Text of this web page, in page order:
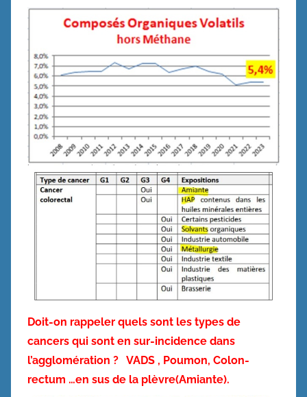
Doit-on rappeler quels sont les types de
cancers qui sont en sur-incidence dans
l’agglomération ? VADS , Poumon, Colon-
rectum …en sus de la plèvre(Amiante).